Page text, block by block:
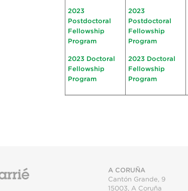
2023
Postdoctoral
Fellowship
Program
2023 Doctoral
Fellowship
Program
2023
Postdoctoral
Fellowship
Program
2023 Doctoral
Fellowship
Program
A CORUÑA
Cantón Grande, 9
15003, A Coruña